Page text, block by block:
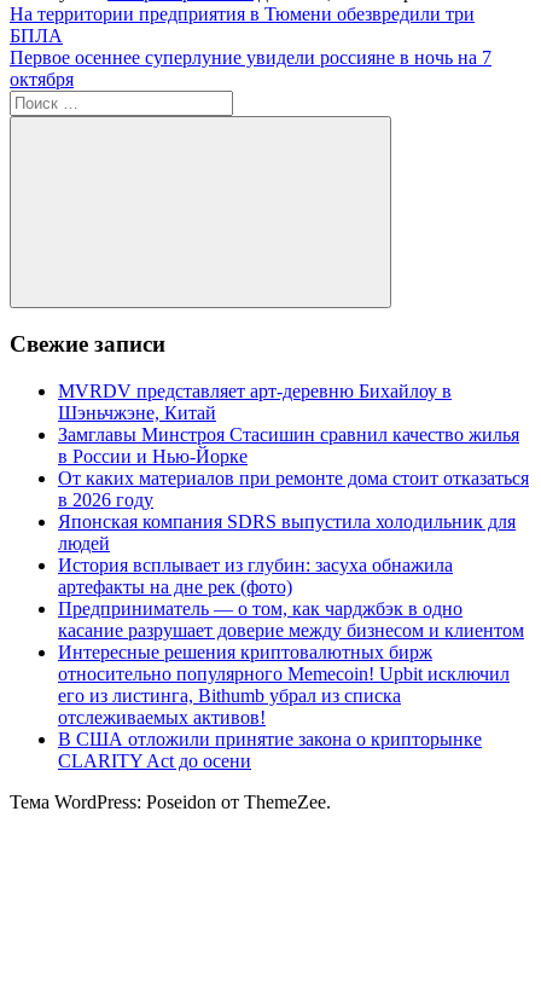
Навигация
по
записям
Предыдущая
запись:
На территории предприятия в Тюмени обезвредили три
БПЛА
Следующая
запись:
Первое осеннее суперлуние увидели россияне в ночь на 7
октября
Поиск
для:
Поиск
Свежие записи
MVRDV представляет арт-деревню Бихайлоу в
Шэньчжэне, Китай
Замглавы Минстроя Стасишин сравнил качество жилья
в России и Нью-Йорке
От каких материалов при ремонте дома стоит отказаться
в 2026 году
Японская компания SDRS выпустила холодильник для
людей
История всплывает из глубин: засуха обнажила
артефакты на дне рек (фото)
Предприниматель — о том, как чарджбэк в одно
касание разрушает доверие между бизнесом и клиентом
Интересные решения криптовалютных бирж
относительно популярного Memecoin! Upbit исключил
его из листинга, Bithumb убрал из списка
отслеживаемых активов!
В США отложили принятие закона о крипторынке
CLARITY Act до осени
Тема WordPress: Poseidon от ThemeZee.